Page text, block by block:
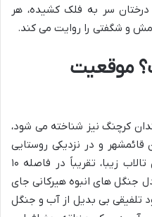
سر به فلک کشیده، هر
و شگفتی را روایت می کند.
موقعیت
کرچنگ نیز شناخته می شود،
قائمشهر و در نزدیکی روستایی
به همین نام قرار گرفته است. این تالاب زیبا، تقریباً در فاصله ۱۰
جنگل های انبوه هیرکانی جای
تلفیقی بی بدیل از آب و جنگل